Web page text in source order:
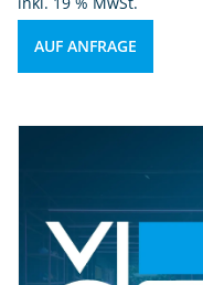
AUF ANFRAGE